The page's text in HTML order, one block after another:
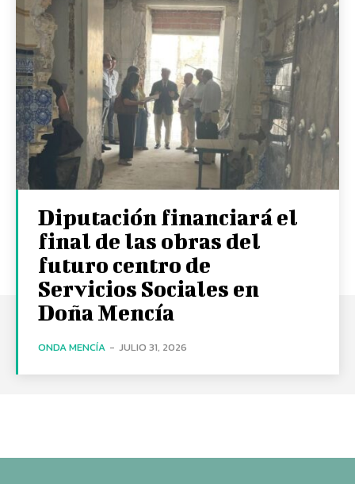
Diputación financiará el
final de las obras del
futuro centro de
Servicios Sociales en
Doña Mencía
ONDA MENCÍA - JULIO 31, 2026